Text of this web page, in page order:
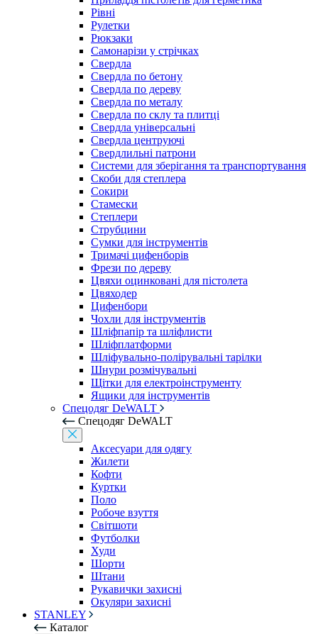
Рівні
Рулетки
Рюкзаки
Самонарізи у стрічках
Свердла
Свердла по бетону
Свердла по дереву
Свердла по металу
Свердла по склу та плитці
Свердла універсальні
Свердла центруючі
Свердлильні патрони
Системи для зберігання та транспортування
Скоби для степлера
Сокири
Стамески
Степлери
Струбцини
Сумки для інструментів
Тримачі цифенборів
Фрези по дереву
Цвяхи оцинковані для пістолета
Цвяходер
Цифенбори
Чохли для інструментів
Шліфпапір та шліфлисти
Шліфплатформи
Шліфувально-полірувальні тарілки
Шнури розмічувальні
Щітки для електроінструменту
Ящики для інструментів
Спецодяг DeWALT
Спецодяг DeWALT
Аксесуари для одягу
Жилети
Кофти
Куртки
Поло
Робоче взуття
Світшоти
Футболки
Худи
Шорти
Штани
Рукавички захисні
Окуляри захисні
STANLEY
Каталог